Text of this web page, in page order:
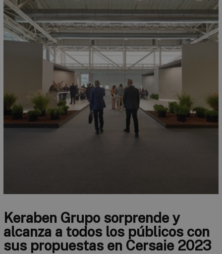
Keraben Grupo sorprende y
alcanza a todos los públicos con
sus propuestas en Cersaie 2023